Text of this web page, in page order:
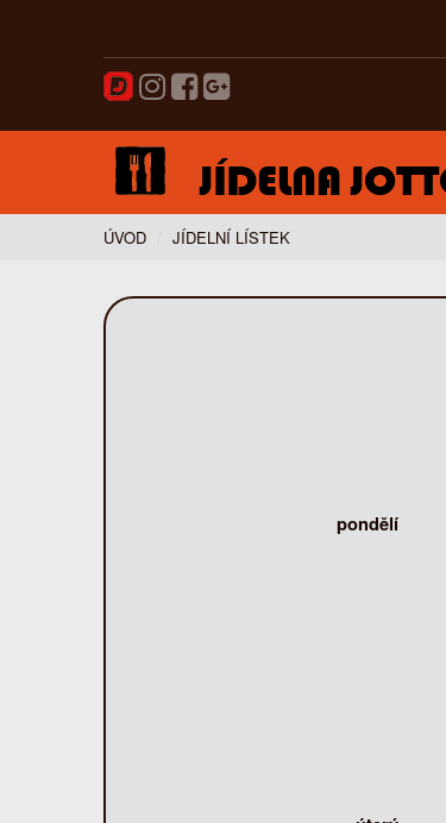
ÚVOD JÍDELNÍ LÍSTEK
pondělí